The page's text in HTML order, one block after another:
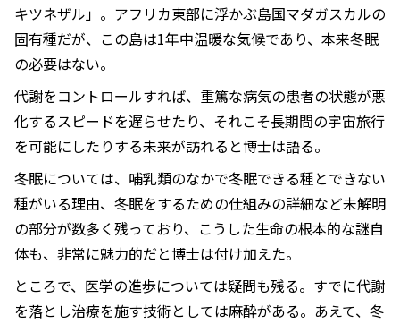
キツネザル」。アフリカ東部に浮かぶ島国マダガスカルの
固有種だが、この島は1年中温暖な気候であり、本来冬眠
の必要はない。
代謝をコントロールすれば、重篤な病気の患者の状態が悪
化するスピードを遅らせたり、それこそ長期間の宇宙旅行
を可能にしたりする未来が訪れると博士は語る。
冬眠については、哺乳類のなかで冬眠できる種とできない
種がいる理由、冬眠をするための仕組みの詳細など未解明
の部分が数多く残っており、こうした生命の根本的な謎自
体も、非常に魅力的だと博士は付け加えた。
ところで、医学の進歩については疑問も残る。すでに代謝
を落とし治療を施す技術としては麻酔がある。あえて、冬